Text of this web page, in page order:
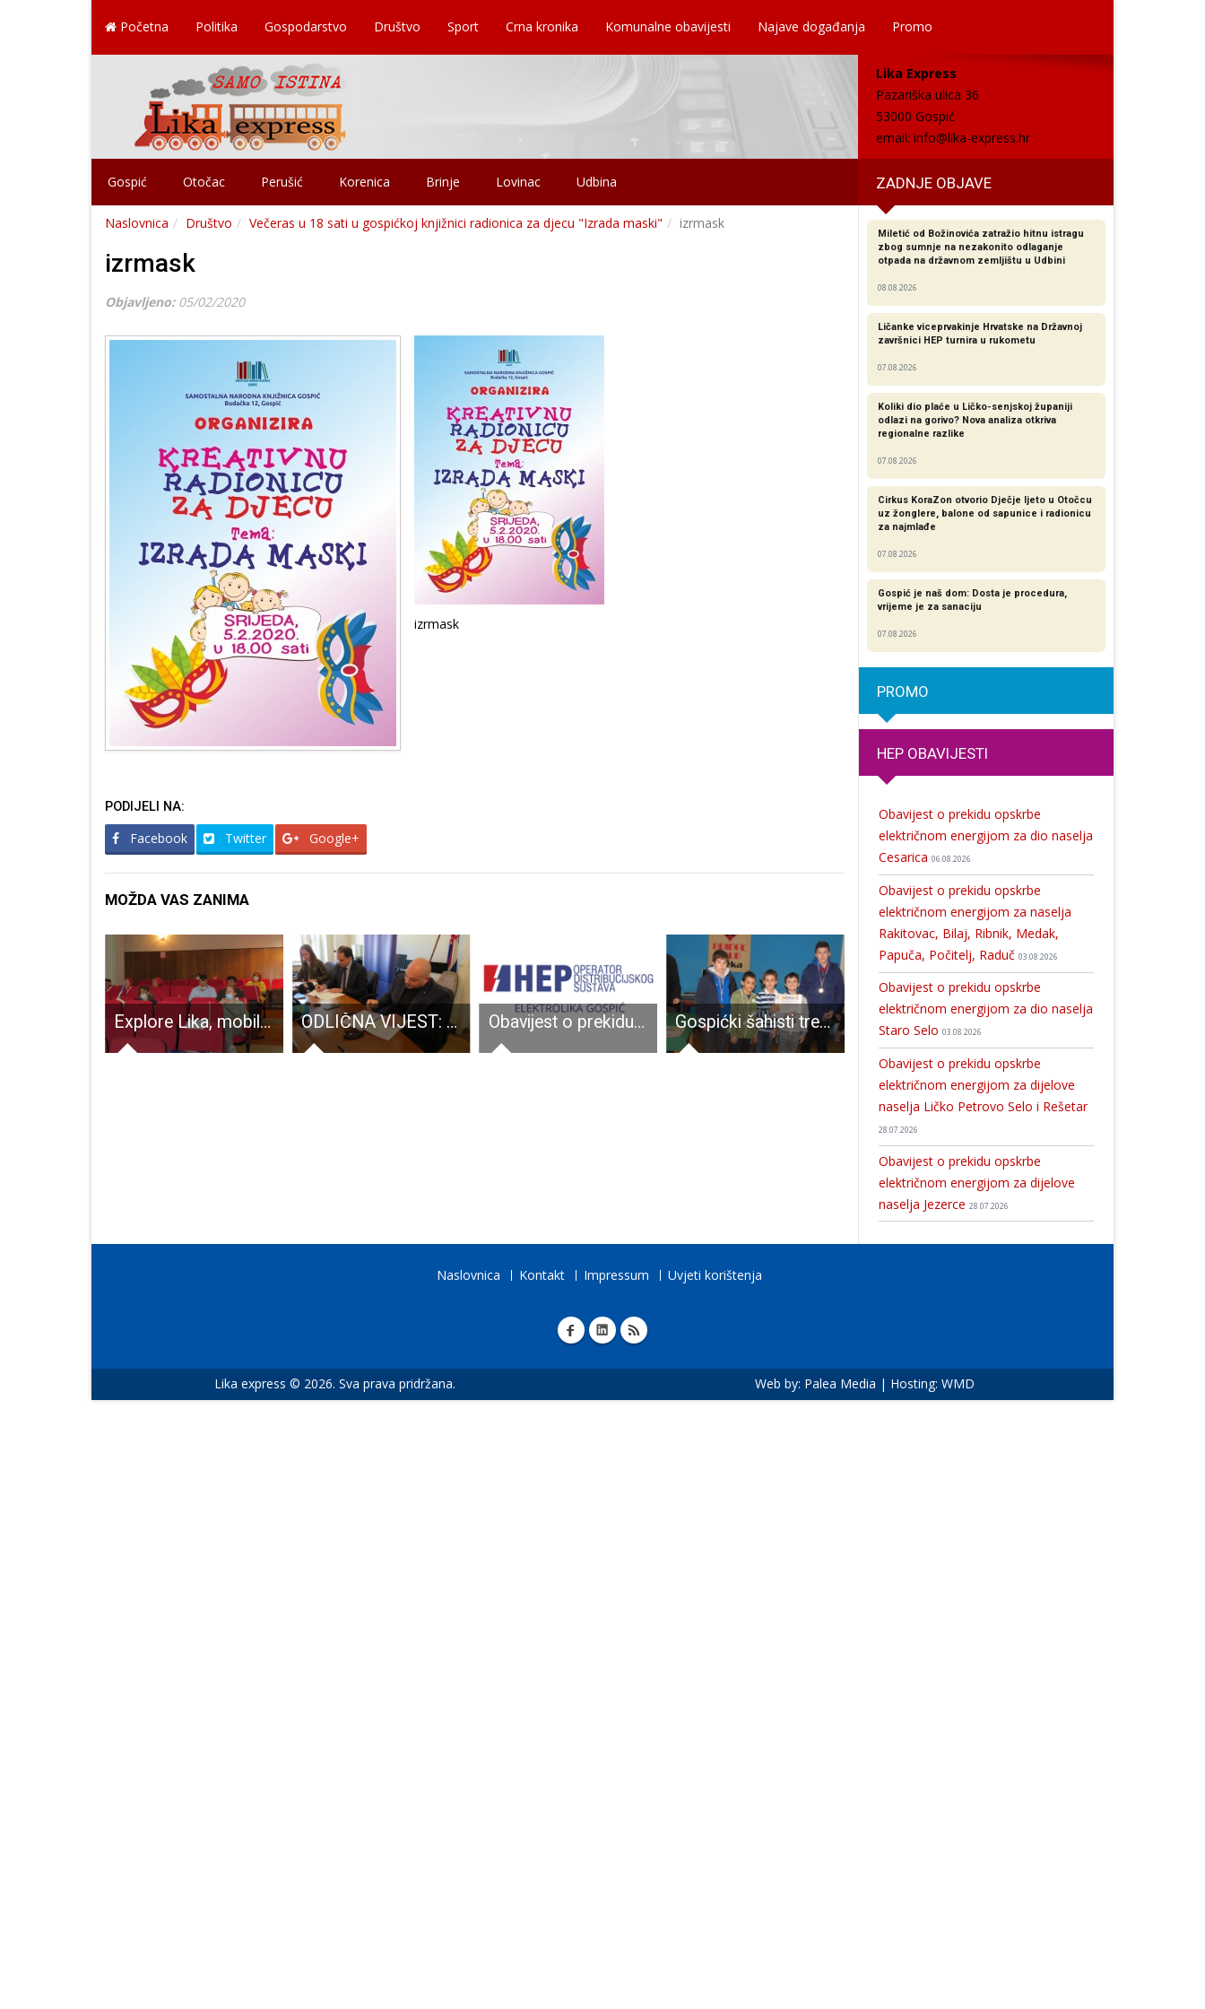
Početna Politika Gospodarstvo Društvo Sport Crna kronika Komunalne obavijesti Najave događanja Promo
Lika Express
Pazariška ulica 36
53000 Gospić
email: info@lika-express.hr
Gospić Otočac Perušić Korenica Brinje Lovinac Udbina ZADNJE OBJAVE
Naslovnica Društvo Večeras u 18 sati u gospićkoj knjižnici radionica za djecu "Izrada maski" izrmask
izrmask
Objavljeno: 05/02/2020
izrmask
PODIJELI NA:
Facebook Twitter Google+
MOŽDA VAS ZANIMA
Explore Lika, mobilna aplikacija za upoznavanje sa svakim kutkom Like ODLIČNA VIJEST: U Gospiću se gradi središnja pismohrana zemljišnih knjiga Hrvatske Obavijest o prekidu opskrbe električnom energijom za dio Općina Brinje Gospićki šahisti treći u poluzavršnici
Miletić od Božinovića zatražio hitnu istragu
zbog sumnje na nezakonito odlaganje
otpada na državnom zemljištu u Udbini
08.08.2026
Ličanke viceprvakinje Hrvatske na Državnoj
završnici HEP turnira u rukometu
07.08.2026
Koliki dio plaće u Ličko-senjskoj županiji
odlazi na gorivo? Nova analiza otkriva
regionalne razlike​
07.08.2026
Cirkus KoraZon otvorio Dječje ljeto u Otočcu
uz žonglere, balone od sapunice i radionicu
za najmlađe
07.08.2026
Gospić je naš dom: Dosta je procedura,
vrijeme je za sanaciju
07.08.2026
PROMO
HEP OBAVIJESTI
Obavijest o prekidu opskrbe
električnom energijom za dio naselja
Cesarica 06.08.2026
Obavijest o prekidu opskrbe
električnom energijom za naselja
Rakitovac, Bilaj, Ribnik, Medak,
Papuča, Počitelj, Raduč 03.08.2026
Obavijest o prekidu opskrbe
električnom energijom za dio naselja
Staro Selo 03.08.2026
Obavijest o prekidu opskrbe
električnom energijom za dijelove
naselja Ličko Petrovo Selo i Rešetar
28.07.2026
Obavijest o prekidu opskrbe
električnom energijom za dijelove
naselja Jezerce 28.07.2026
Naslovnica Kontakt Impressum Uvjeti korištenja
Lika express © 2026. Sva prava pridržana. Web by: Palea Media | Hosting: WMD